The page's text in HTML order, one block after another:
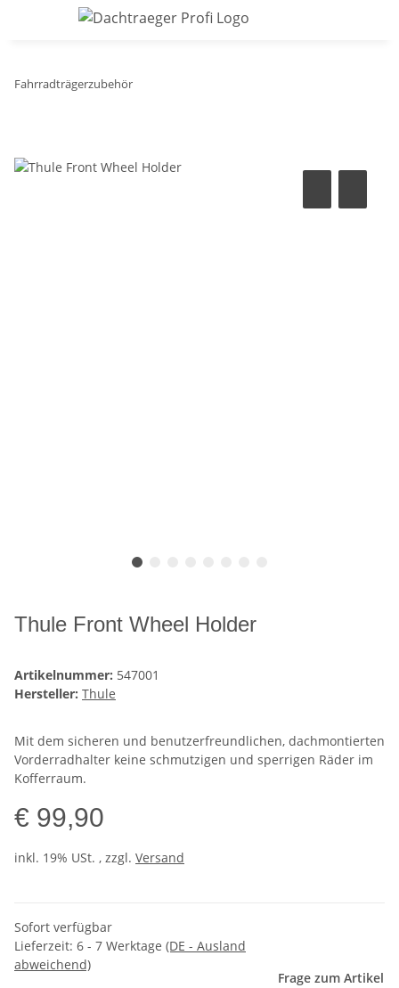
Fahrradträgerzubehör
Thule Front Wheel Holder
Artikelnummer: 547001
Hersteller: Thule
Mit dem sicheren und benutzerfreundlichen, dachmontierten
Vorderradhalter keine schmutzigen und sperrigen Räder im
Kofferraum.
€ 99,90
inkl. 19% USt. , zzgl. Versand
Sofort verfügbar
Lieferzeit: 6 - 7 Werktage (DE - Ausland
abweichend)
Frage zum Artikel